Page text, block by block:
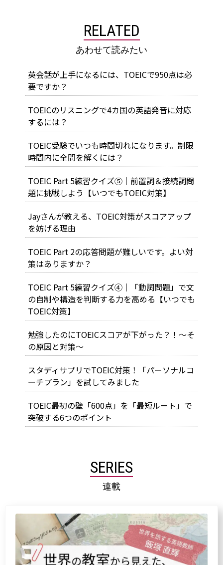
RELATED
あわせて読みたい
英会話が上手になるには、TOEICで950点は必
要ですか？
TOEICのリスニングで4カ国の英語発音に対応
するには？
TOEIC受験でいつも時間切れになります。制限
時間内に全問を解くには？
TOEIC Part 5練習クイズ⑤｜前置詞＆接続詞問
題に挑戦しよう【いつでもTOEIC対策】
Jayさんが教える、TOEIC対策がスコアアップ
を妨げる理由
TOEIC Part 2の応答問題が難しいです。よい対
策はありますか？
TOEIC Part 5練習クイズ④｜「動詞問題」で文
の自制や構造を判断する力を高める【いつでも
TOEIC対策】
勉強したのにTOEICスコアが下がった？！～そ
の原因と対策～
スタディサプリでTOEIC対策！「パーソナルコ
ーチプラン」を試してみました
TOEIC最初の壁「600点」を「最短ルート」で
突破する6つのポイント
SERIES
連載